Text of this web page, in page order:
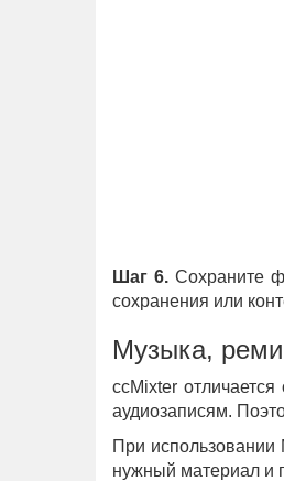
Шаг 6.Сохраните
сохранения или
Музыка,
ccMixter
аудиозаписям.
При использовании
нужный материал и